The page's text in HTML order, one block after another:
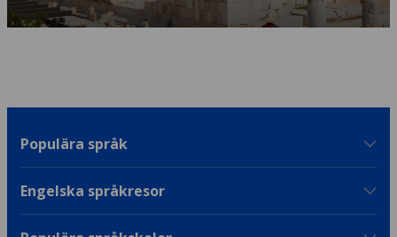
Populära språk
Engelska språkresor